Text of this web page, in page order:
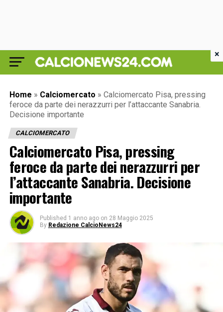
Home » Calciomercato » Calciomercato Pisa, pressing
feroce da parte dei nerazzurri per l’attaccante Sanabria.
Decisione importante
CALCIOMERCATO
Calciomercato Pisa, pressing
feroce da parte dei nerazzurri per
l’attaccante Sanabria. Decisione
importante
Published 1 anno ago on 28 Maggio 2025
By Redazione CalcioNews24
×